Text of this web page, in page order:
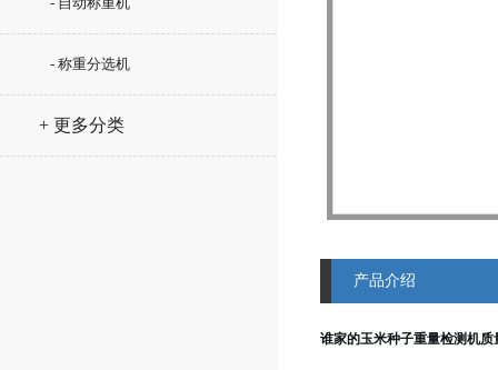
- 称重分选机
+ 更多分类
产品介绍
谁家的玉米种子重量检测机质